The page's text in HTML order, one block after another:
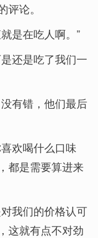
论。
是在吃人啊。”
还是吃了我们一
有错，他们最后
欢喝什么口味
都是需要算进来
我们的价格认可
这就有点不对劲